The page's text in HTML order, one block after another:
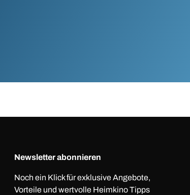
Newsletter abonnieren
Noch ein Klick für exklusive Angebote,
Vorteile und wertvolle Heimkino Tipps